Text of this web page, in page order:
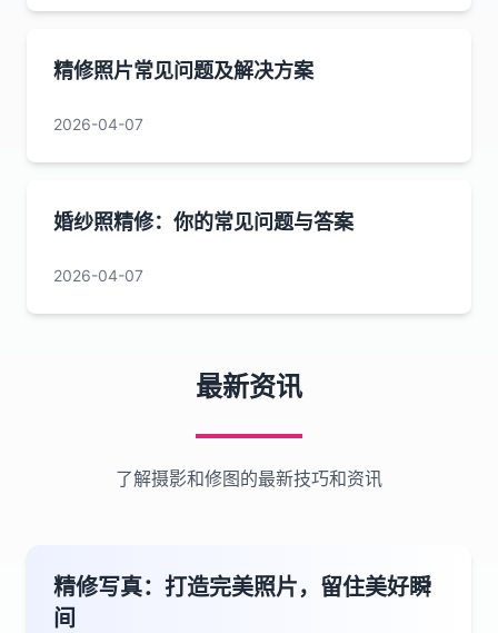
精修照片常见问题及解决方案
2026-04-07
婚纱照精修：你的常见问题与答案
2026-04-07
最新资讯
了解摄影和修图的最新技巧和资讯
精修写真：打造完美照片，留住美好瞬
间